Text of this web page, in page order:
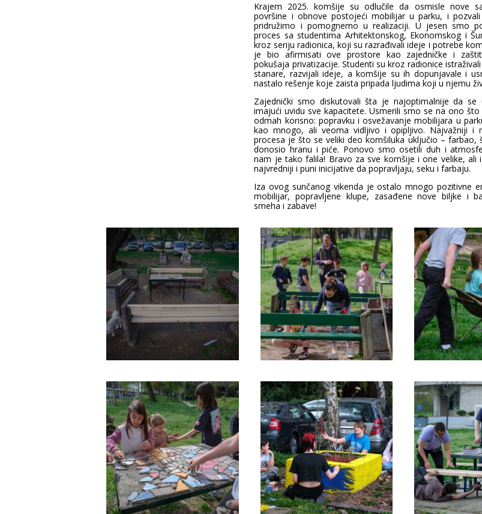
Krajem 2025. komšije su odlučile da osmisle nove
površine i obnove postojeći mobilijar u parku, i
pridružimo i pomognemo u realizaciji. U jesen smo
proces sa studentima Arhitektonskog, Ekonomskog i
kroz seriju radionica, koji su razrađivali ideje i potrebe
je bio afirmisati ove prostore kao zajedničke i
pokušaja privatizacije. Studenti su kroz radionice
stanare, razvijali ideje, a komšije su ih dopunjavale i
nastalo rešenje koje zaista pripada ljudima koji u njemu
Zajednički smo diskutovali šta je najoptimalnije da
imajući uvidu sve kapacitete. Usmerili smo se na ono
odmah korisno: popravku i osvežavanje mobilijara u
kao mnogo, ali veoma vidljivo i opipljivo. Najvažniji i
procesa je što se veliki deo komšiluka uključio – farbao,
donosio hranu i piće. Ponovo smo osetili duh i
nam je tako falila! Bravo za sve komšije i one velike, ali
najvredniji i puni inicijative da popravljaju, seku i farbaju.
Iza ovog sunčanog vikenda je ostalo mnogo pozitivne
mobilijar, popravljene klupe, zasađene nove biljke i
smeha i zabave!